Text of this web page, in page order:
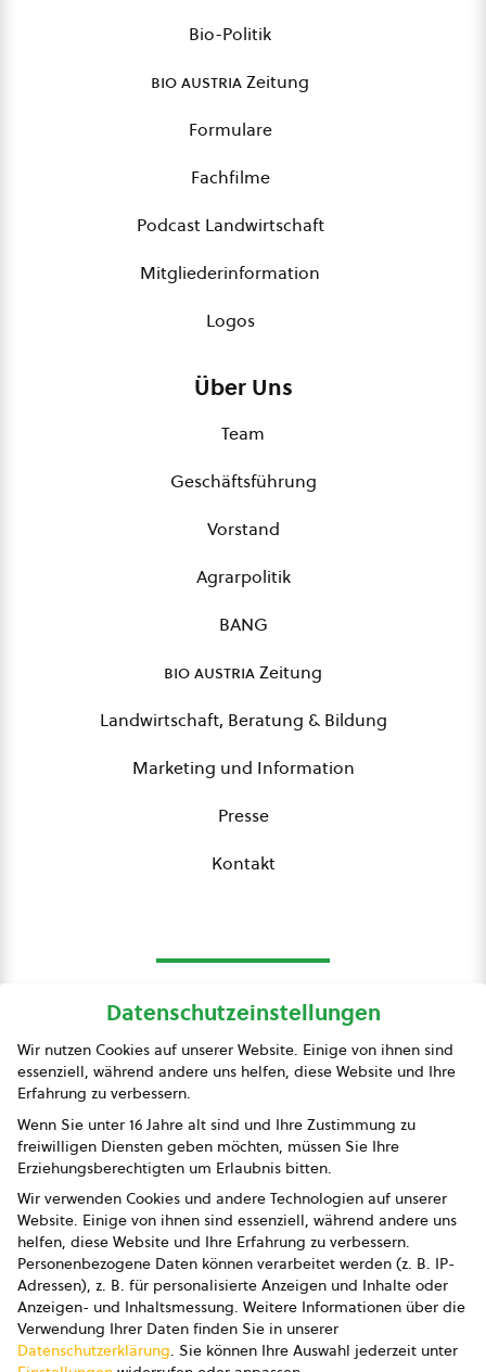
Bio-Politik
bio austriaZeitung
Formulare
Fachfilme
Podcast Landwirtschaft
Mitgliederinformation
Logos
Über Uns
Team
Geschäftsführung
Vorstand
Agrarpolitik
BANG
bio austriaZeitung
Landwirtschaft, Beratung & Bildung
Marketing und Information
Presse
Kontakt
Presse
Impressum
Datenschutz
AGB
AGB Marketing GmbH
AGB Bildung
Newsletter
Datenschutzeinstellungen
Wir nutzen Cookies auf unserer Website. Einige von ihnen sind
essenziell, während andere uns helfen, diese Website und Ihre
Erfahrung zu verbessern.
Wenn Sie unter 16 Jahre alt sind und Ihre Zustimmung zu
freiwilligen Diensten geben möchten, müssen Sie Ihre
Erziehungsberechtigten um Erlaubnis bitten.
Wir verwenden Cookies und andere Technologien auf unserer
Website. Einige von ihnen sind essenziell, während andere uns
helfen, diese Website und Ihre Erfahrung zu verbessern.
Personenbezogene Daten können verarbeitet werden (z. B. IP-
Adressen), z. B. für personalisierte Anzeigen und Inhalte oder
Anzeigen- und Inhaltsmessung. Weitere Informationen über die
Verwendung Ihrer Daten finden Sie in unserer
Datenschutzerklärung. Sie können Ihre Auswahl jederzeit unter